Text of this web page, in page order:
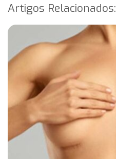
Artigos Relacionados: